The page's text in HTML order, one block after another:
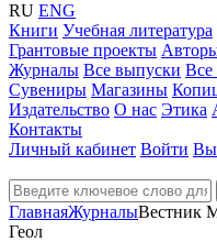
RU ENG
Книги Учебная литература
Грантовые проекты
Журналы Все выпуски
Сувениры Магазины
Издательство О нас Этика
Контакты
Личный кабинет Войти
ГлавнаяЖурналыВестник
Геол